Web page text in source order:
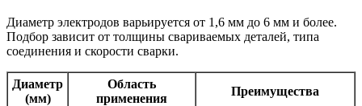
Диаметр электродов варьируется от 1,6 мм до 6 мм и более.
Подбор зависит от толщины свариваемых деталей, типа
соединения и скорости сварки.
Диаметр
(мм)
Область
применения
Преимущества